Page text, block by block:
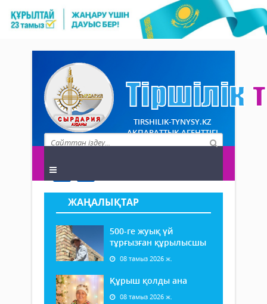
TIRSHILIK-TYNYSY.KZ
АҚПАРАТТЫҚ АГЕНТТІГІ
ЖАҢАЛЫҚТАР
500-ге жуық үй
тұрғызған құрылысшы
08 тамыз 2026 ж.
Құрыш қолды ана
08 тамыз 2026 ж.